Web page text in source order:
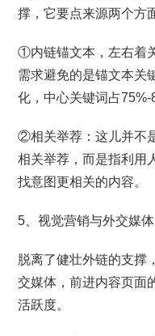
撑，它要点来源两个方
①内链锚文本，左右着
需求避免的是锚文本关
化，中心关键词占75%-
②相关举荐：这儿并不
相关举荐，而是指利用
找意图更相关的内容。
5、视觉营销与外交媒体
脱离了健壮外链的支撑
交媒体，前进内容页面
活跃度。